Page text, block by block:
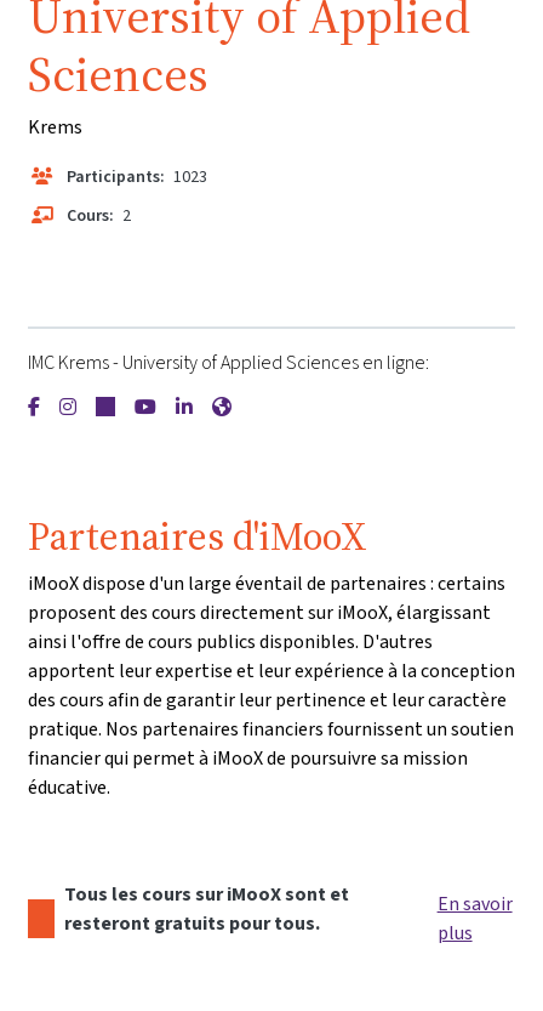
University of Applied
Sciences
Krems
Participants: 1023
Cours: 2
IMC Krems - University of Applied Sciences en ligne:
{mlang de}IMC Krems - University of Applied
{mlang de}IMC Krems - University of Applied
{mlang de}IMC Krems - University of Applied
{mlang de}IMC Krems - University of Applied
{mlang de}IMC Krems - University of
{mlang de}IMC Krems - University of
Partenaires d'iMooX
iMooX dispose d'un large éventail de partenaires : certains
proposent des cours directement sur iMooX, élargissant
ainsi l'offre de cours publics disponibles. D'autres
apportent leur expertise et leur expérience à la conception
des cours afin de garantir leur pertinence et leur caractère
pratique. Nos partenaires financiers fournissent un soutien
financier qui permet à iMooX de poursuivre sa mission
éducative.
Tous les cours sur iMooX sont et
resteront gratuits pour tous.
En savoir
plus